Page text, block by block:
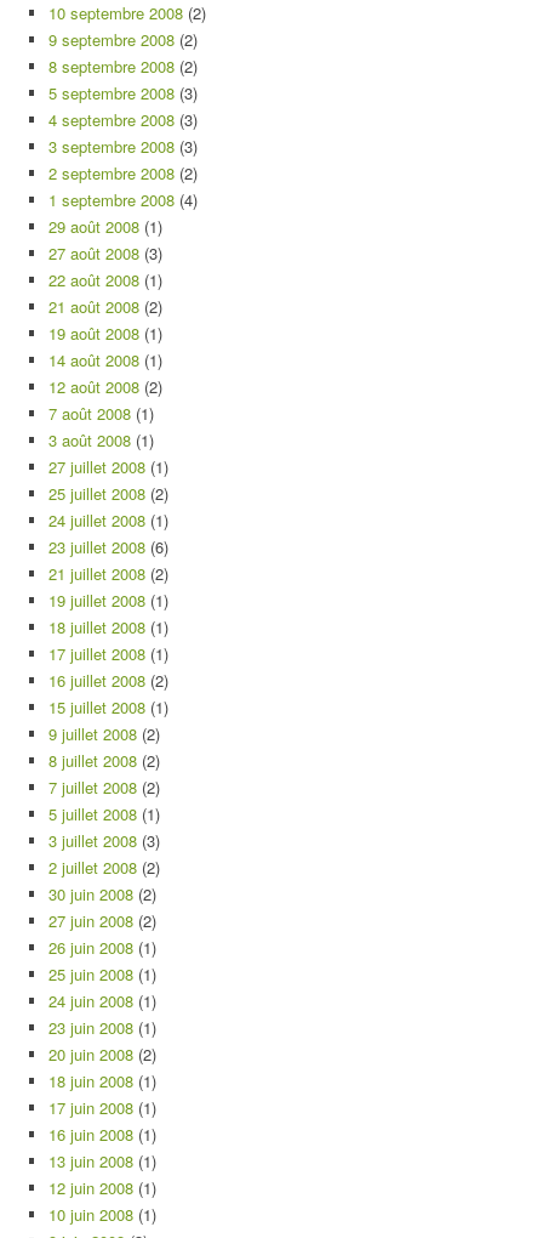
10 septembre 2008 (2)
9 septembre 2008 (2)
8 septembre 2008 (2)
5 septembre 2008 (3)
4 septembre 2008 (3)
3 septembre 2008 (3)
2 septembre 2008 (2)
1 septembre 2008 (4)
29 août 2008 (1)
27 août 2008 (3)
22 août 2008 (1)
21 août 2008 (2)
19 août 2008 (1)
14 août 2008 (1)
12 août 2008 (2)
7 août 2008 (1)
3 août 2008 (1)
27 juillet 2008 (1)
25 juillet 2008 (2)
24 juillet 2008 (1)
23 juillet 2008 (6)
21 juillet 2008 (2)
19 juillet 2008 (1)
18 juillet 2008 (1)
17 juillet 2008 (1)
16 juillet 2008 (2)
15 juillet 2008 (1)
9 juillet 2008 (2)
8 juillet 2008 (2)
7 juillet 2008 (2)
5 juillet 2008 (1)
3 juillet 2008 (3)
2 juillet 2008 (2)
30 juin 2008 (2)
27 juin 2008 (2)
26 juin 2008 (1)
25 juin 2008 (1)
24 juin 2008 (1)
23 juin 2008 (1)
20 juin 2008 (2)
18 juin 2008 (1)
17 juin 2008 (1)
16 juin 2008 (1)
13 juin 2008 (1)
12 juin 2008 (1)
10 juin 2008 (1)